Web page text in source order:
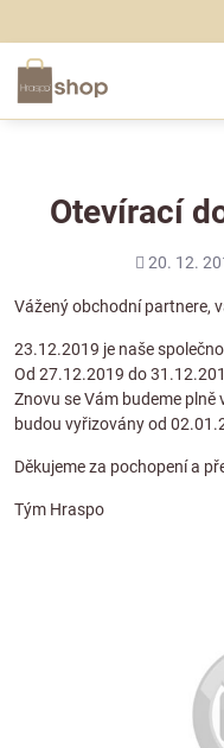
Otevírací
Přidáno
20. 12.
Vážený obchodní partnere,
23.12.2019 je naše
Od 27.12.2019 do
Znovu se Vám budeme
budou vyřizovány od
Děkujeme za pochopení a
Tým Hraspo